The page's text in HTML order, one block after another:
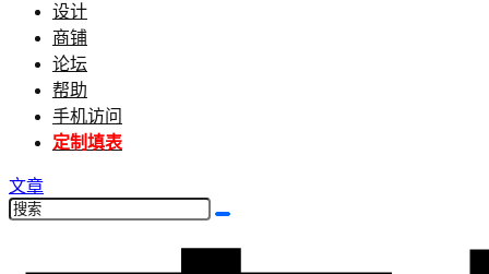
设计
商铺
论坛
帮助
手机访问
定制填表
文章